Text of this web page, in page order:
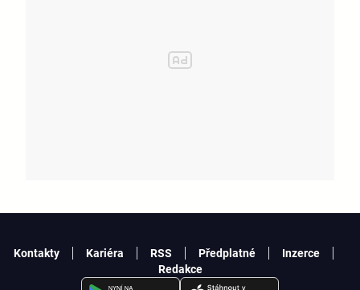
Kontakty Kariéra RSS Předplatné
Inzerce
Redakce